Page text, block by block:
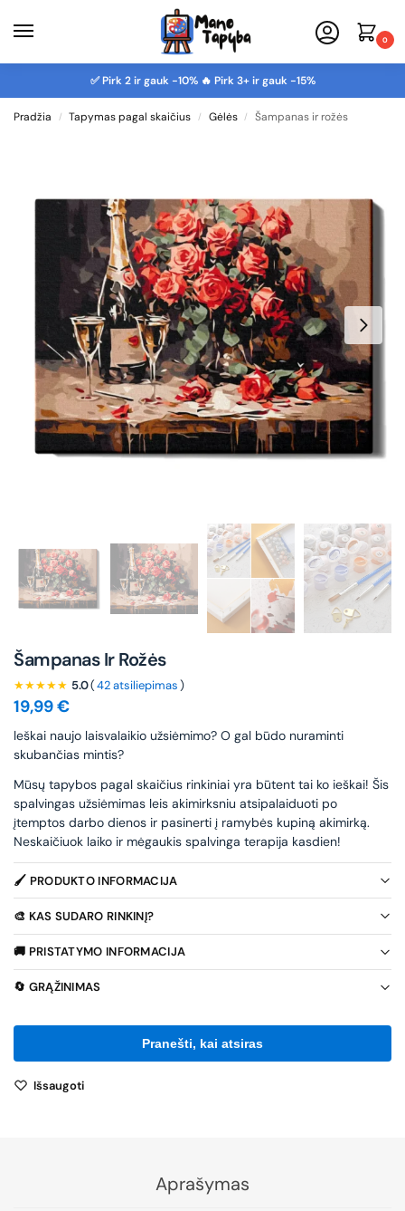
0
✅ Pirk 2 ir gauk -10% 🔥 Pirk 3+ ir gauk -15%
Pradžia / Tapymas pagal skaičius / Gėlės / Šampanas ir rožės
Šampanas Ir Rožės
★★★★★ 5.0(42 atsiliepimas)
19,99€
leškai naujo laisvalaikio užsiėmimo? O gal būdo nuraminti
skubančias mintis?
Mūsų tapybos pagal skaičius rinkiniai yra būtent tai ko ieškai! Šis
spalvingas užsiėmimas leis akimirksniu atsipalaiduoti po
įtemptos darbo dienos ir pasinerti į ramybės kupiną akimirką.
Neskaičiuok laiko ir mėgaukis spalvinga terapija kasdien!
🖌️ PRODUKTO INFORMACIJA
🎨 KAS SUDARO RINKINĮ?
🚚 PRISTATYMO INFORMACIJA
🔄 GRĄŽINIMAS
Išsaugoti
Aprašymas